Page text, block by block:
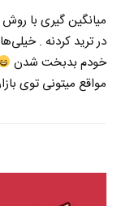
میانگین گیری با
در ترید کردنه .
خودم بدبخت شدن
مواقع میتونی توی